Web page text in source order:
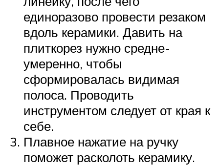
единоразово провести резаком
вдоль керамики. Давить на
плиткорез нужно средне-
умеренно, чтобы
сформировалась видимая
полоса. Проводить
инструментом следует от края к
себе.
Плавное нажатие на ручку
поможет расколоть керамику.